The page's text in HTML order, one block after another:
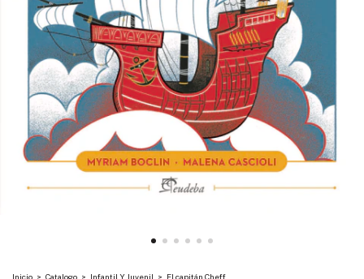
Inicio > Catalogo > Infantil Y Juvenil > El capitán Cheff